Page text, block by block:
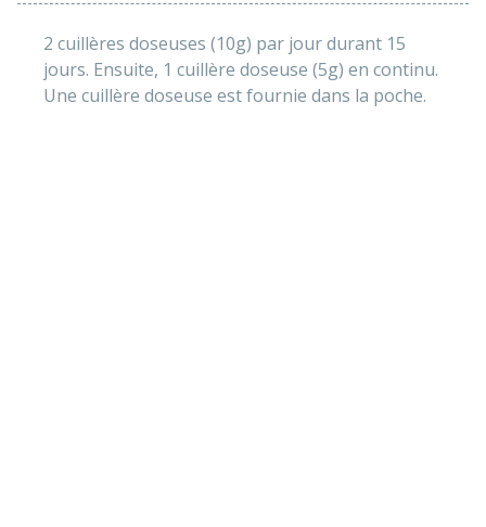
2 cuillères doseuses (10g) par jour durant 15
jours. Ensuite, 1 cuillère doseuse (5g) en continu.
Une cuillère doseuse est fournie dans la poche.